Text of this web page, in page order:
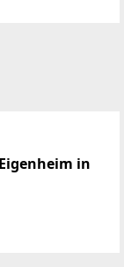
in